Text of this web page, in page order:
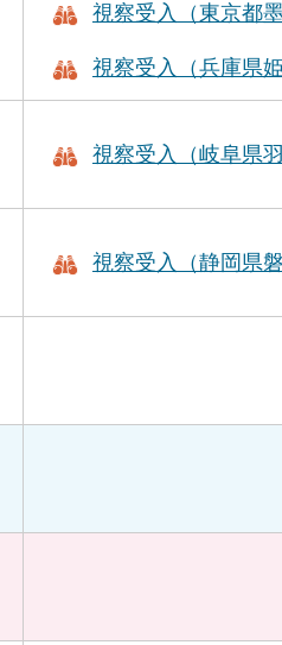
視察受入（東京都墨
視察受入（兵庫県姫
視察受入（岐阜県羽
視察受入（静岡県磐